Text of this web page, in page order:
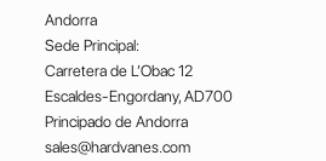
Andorra
Sede Principal:
Carretera de L’Obac 12
Escaldes-Engordany, AD700
Principado de Andorra
sales@hardvanes.com